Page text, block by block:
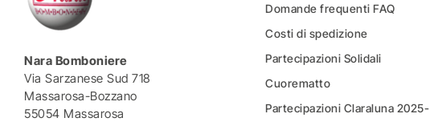
Nara Bomboniere
Via Sarzanese Sud 718
Massarosa-Bozzano
55054 Massarosa
Domande frequenti FAQ
Costi di spedizione
Partecipazioni Solidali
Cuorematto
Partecipazioni Claraluna 2025-